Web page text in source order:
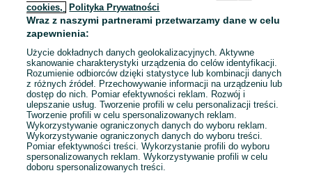
LUB
E-mail
Hasło
cookies,
Polityka Prywatności
Wraz z naszymi partnerami przetwarzamy dane w celu
zapewnienia:
Użycie dokładnych danych geolokalizacyjnych. Aktywne
skanowanie charakterystyki urządzenia do celów identyfikacji.
Rozumienie odbiorców dzięki statystyce lub kombinacji danych
z różnych źródeł. Przechowywanie informacji na urządzeniu lub
dostęp do nich. Pomiar efektywności reklam. Rozwój i
ulepszanie usług. Tworzenie profili w celu personalizacji treści.
Tworzenie profili w celu spersonalizowanych reklam.
Wykorzystywanie ograniczonych danych do wyboru reklam.
Wykorzystywanie ograniczonych danych do wyboru treści.
Pomiar efektywności treści. Wykorzystanie profili do wyboru
spersonalizowanych reklam. Wykorzystywanie profili w celu
doboru spersonalizowanych treści.